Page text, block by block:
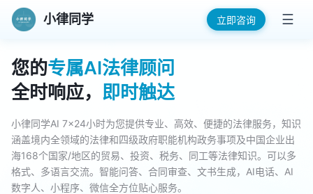
小律同学 立即咨询 ☰
您的专属AI法律顾问
全时响应， 即时触达
小律同学AI 7×24小时为您提供专业、高效、便捷的法律服务，知识
涵盖境内全领域的法律和四级政府职能机构政务事项及中国企业出
海168个国家/地区的贸易、投资、税务、同工等法律知识。可以多
格式、多语言交流。智能问答、合同审查、文书生成，AI电话、AI
数字人、小程序、微信全方位贴心服务。